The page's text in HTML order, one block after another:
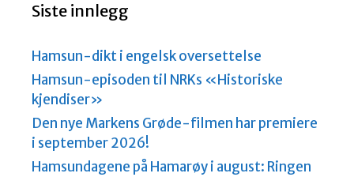
Siste innlegg
Hamsun-dikt i engelsk oversettelse
Hamsun-episoden til NRKs «Historiske
kjendiser»
Den nye Markens Grøde-filmen har premiere
i september 2026!
Hamsundagene på Hamarøy i august: Ringen